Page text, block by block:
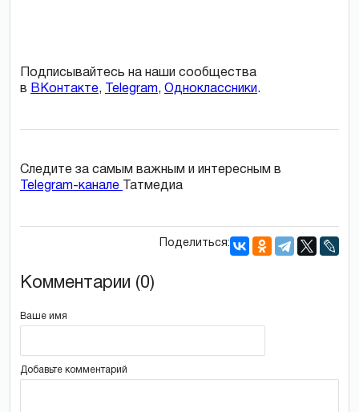
Подписывайтесь на наши сообщества
в ВКонтакте, Telegram, Одноклассники.
Следите за самым важным и интересным в
Telegram-канале
Татмедиа
Поделиться:
Комментарии (0)
Ваше имя
Добавьте комментарий